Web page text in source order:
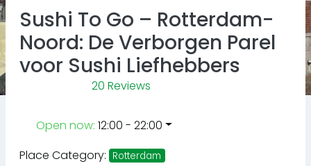
Previous
Sushi To Go – Rotterdam-
Noord: De Verborgen Parel
voor Sushi Liefhebbers
20 Reviews
Open now: 12:00 - 22:00
Place Category: Rotterdam